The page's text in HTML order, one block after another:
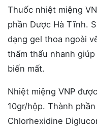
Thuốc nhiệt miệng
phần Dược Hà Tĩnh.
dạng gel thoa ngoài
thẩm thấu nhanh
biến mất.
Nhiệt miệng VNP
10gr/hộp. Thành
Chlorhexidine